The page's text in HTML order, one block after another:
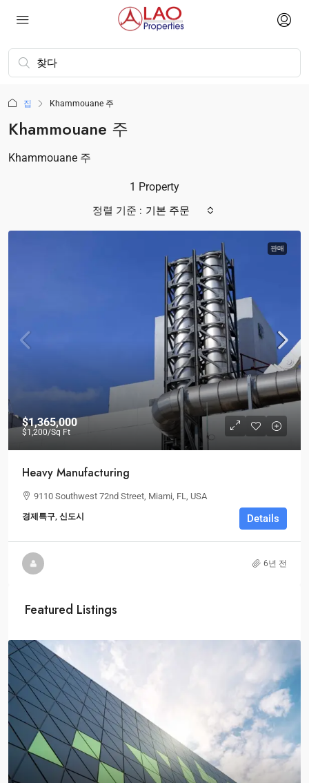
집 Khammouane 주
Khammouane 주
Khammouane 주
1 Property
정렬 기준 : 기본 주문
판매
$1,365,000
$1,200/Sq Ft
Heavy Manufacturing
9110 Southwest 72nd Street, Miami, FL, USA
경제특구, 신도시 Details
6년 전
Featured Listings